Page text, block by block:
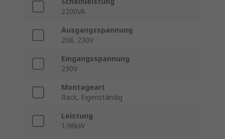
2200VA
Ausgangsspannung
208, 230V
Eingangsspannung
230V
Montageart
Rack, Eigenständig
Leistung
1.98kW